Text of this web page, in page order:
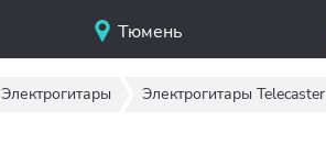
Тюмень
Электрогитары Электрогитары Telecaster